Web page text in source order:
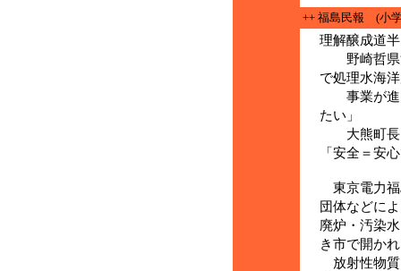
++ 福島民報 (小
理解醸成道
野崎哲県
で処理水海
事業が進
たい」
大熊町長
「安全＝安
東京電力福
団体などに
廃炉・汚染
き市で開か
放射性物質